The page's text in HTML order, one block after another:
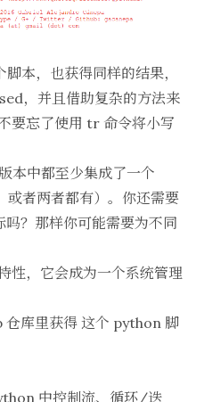
本，也获得同样的结果，
sed，并且借助复杂的方法来
要忘了使用 tr 命令将小写
本中都至少集成了一个
或者两者都有）。你还需要
？那样你可能需要为不同
性，它会成为一个系统管理
仓库里获得 这个 python 脚
中控制流、循环/迭